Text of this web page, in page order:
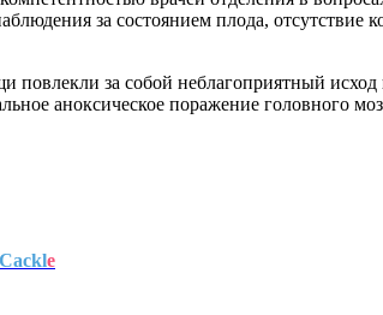
за состоянием плода,
за собой неблагоприятный
аноксическое поражение головного
Cackle